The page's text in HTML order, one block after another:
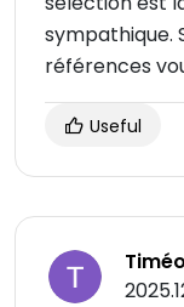
sympathique.
références
Useful